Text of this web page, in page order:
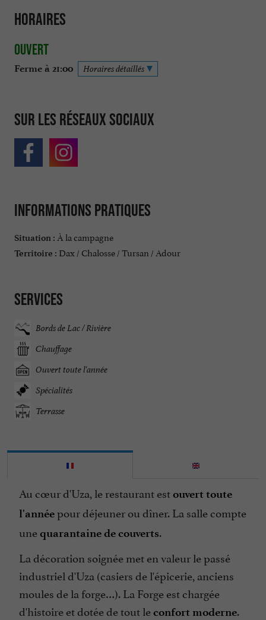
Horaires
Ouvert
Ferme à 21:00 Horaires détaillés
Sur les réseaux sociaux
Informations pratiques
Situation : À la campagne
Territoire : Dax / Chalosse / Tursan / Adour
Services
Bords de Lac / Rivière
Chauffage
Ouvert toute l'année
Spécialités
Terrasse
Au cœur d'Uza, le restaurant estouvert toute
l'annéepour déjeuner ou dîner. La salle compte
unequarantaine de couverts.
La décoration soignée met en valeur le passé
industriel d'Uza (casiers de l'épicerie, anciens
moules de la forge…). La Forge est chargée
d'histoire et dotée de tout leconfort moderne.